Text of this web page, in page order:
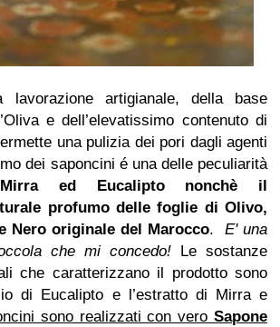
lavorazione artigianale, della base
e dell’elevatissimo contenuto di
una pulizia dei pori dagli agenti
dei saponcini é una delle peculiarità
Mirra ed Eucalipto nonchè il
profumo delle foglie di Olivo,
Nero originale del Marocco. E' una
che mi concedo! Le sostanze
che caratterizzano il prodotto sono
di Eucalipto e l’estratto di Mirra e
sono realizzati con veroSapone